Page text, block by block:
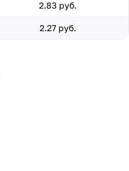
2.83 руб.
2.27 руб.